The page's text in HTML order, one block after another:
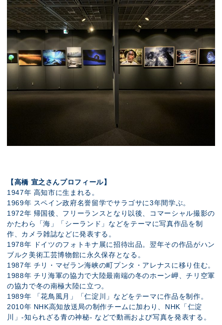
【高橋 宣之さんプロフィール】
1947年 高知市に生まれる。
1969年 スペイン政府名誉留学でサラゴサに3年間学ぶ。
1972年 帰国後、フリーランスとなり以後、コマーシャル撮影の
かたわら「海」「シーランド」などをテーマに写真作品を制
作、カメラ雑誌などに発表する。
1978年 ドイツのフォトキナ展に招待出品。翌年その作品がハン
ブルク美術工芸博物館に永久保存となる。
1987年 チリ・マゼラン海峡の町プンタ・アレナスに移り住む。
1988年 チリ海軍の協力で大陸最南端の冬のホーン岬、チリ空軍
の協力で冬の南極大陸に立つ。
1989年 「花鳥風月」「仁淀川」などをテーマに作品を制作。
2010年 NHK高知放送局の制作チームに加わり、NHK「仁淀
川」-知られざる青の神秘- などで動画および写真を発表する。